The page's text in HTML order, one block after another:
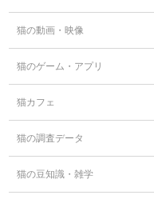
猫の動画・映像
猫のゲーム・アプリ
猫カフェ
猫の調査データ
猫の豆知識・雑学